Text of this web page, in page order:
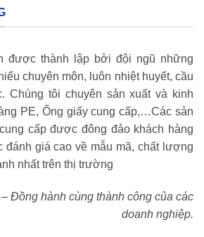
được thành lập bởi đội ngũ những
chuyên môn, luôn nhiệt huyết, cầu
Chúng tôi chuyên sản xuất và kinh
PE, Ống giấy cung cấp,…Các sản
cấp được đông đảo khách hàng
đánh giá cao về mẫu mã, chất lượng
nhất trên thị trường
Đồng hành cùng thành công của các
doanh nghiệp.